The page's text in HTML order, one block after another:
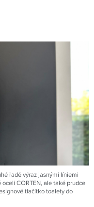
řadě výraz jasnými líniemi
CORTEN, ale také prudce
tlačítko toalety do